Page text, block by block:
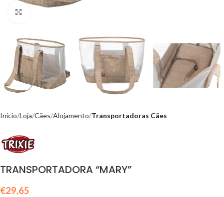
Início Loja Cães Alojamento Transportadoras Cães
TRANSPORTADORA “MARY”
€29,65